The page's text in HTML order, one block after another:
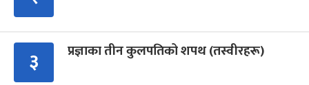
३ प्रज्ञाका तीन कुलपतिको शपथ (तस्वीरहरू)